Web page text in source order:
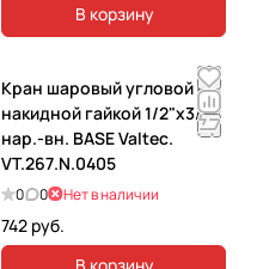
В корзину
Кран шаровый угловой с
накидной гайкой 1/2"х3/4"
нар.-вн. BASE Valtec.
VT.267.N.0405
0 0 Нет в наличии
742 руб.